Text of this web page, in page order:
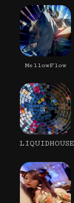
MellowFlow
LIQUIDHOUSE